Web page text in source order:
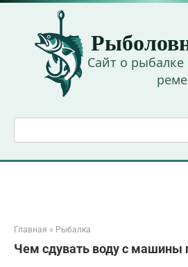
Перейти
контенту
Сайт о
Главная » Рыбалка
Чем сдувать воду с машины